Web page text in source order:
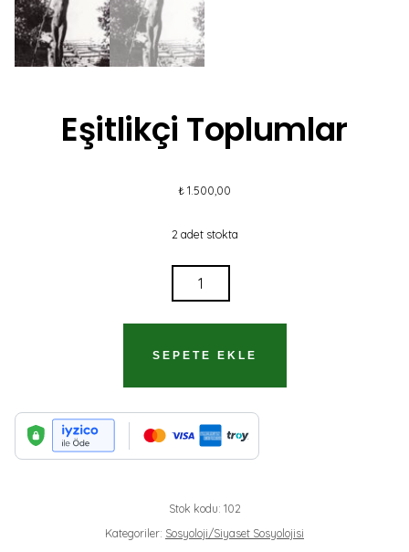
Eşitlikçi Toplumlar
₺ 1.500,00
2 adet stokta
SEPETE EKLE
Stok kodu: 102
Kategoriler: Sosyoloji/Siyaset Sosyolojisi